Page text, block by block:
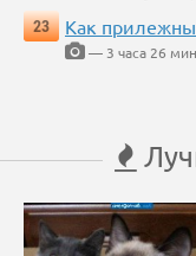
23
Как
— 3 часа 26